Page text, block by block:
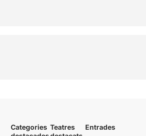
Categories Teatres
Entrades